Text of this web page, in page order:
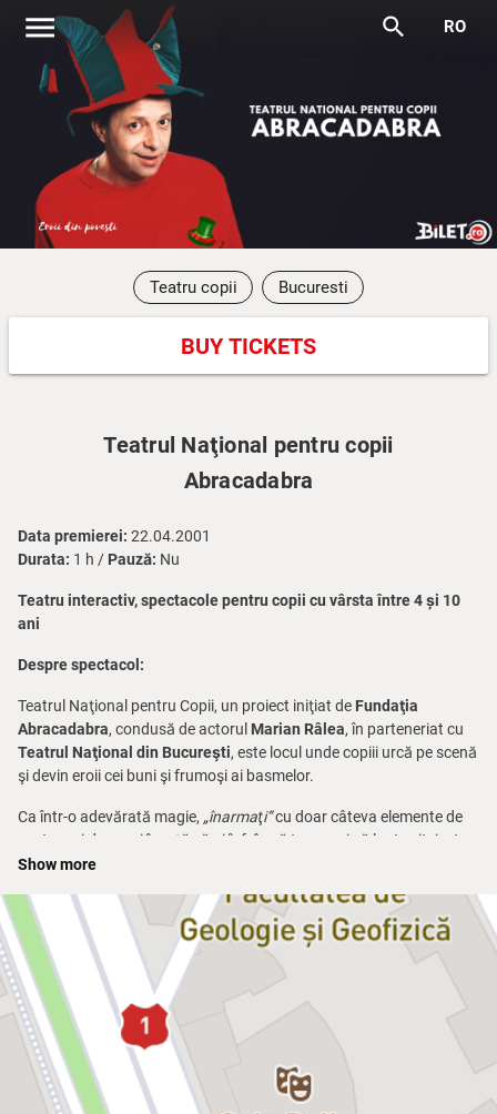
menu search RO
Teatru copii Bucuresti
BUY TICKETS
Teatrul Naţional pentru copii
Abracadabra
Data premierei: 22.04.2001
Durata: 1 h / Pauză: Nu
Teatru interactiv, spectacole pentru copii cu vârsta între 4 și 10
ani
Despre spectacol:
Teatrul Naţional pentru Copii, un proiect iniţiat de Fundaţia
Abracadabra, condusă de actorul Marian Râlea, în parteneriat cu
Teatrul Naţional din Bucureşti, este locul unde copiii urcă pe scenă
şi devin eroii cei buni şi frumoşi ai basmelor.
Ca într-o adevărată magie, „înarmaţi”cu doar câteva elemente de
costum şi decor, ei învaţă să-şi înfrângă teama şi să lupte vitejeşte
cu duhurile rele, cu forţele întunecate din poveştile românilor, de ieri
Înarmaţi cu multă fantezie şi poftă de joc, dar şi cu o recuzită
neaşteptată, micuţii actori au șansa ca, la capătul premierei, să
concureze pentru un rol special:
Erou de Poveste
În lumea magică a teatrului și a copilăriei, totul este posibil. Poți să
lupți cu forțele rele, ținând în mână un balon pe post de sabie, și să
le învingi, pentru că la
Teatrul Național pentru Copii
Binele triumfă
întotdeauna prin luptă dreaptă
Show more